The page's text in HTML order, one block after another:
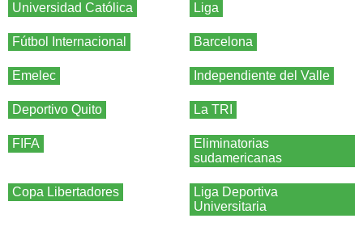
Universidad Católica Liga
Fútbol Internacional Barcelona
Emelec Independiente del Valle
Deportivo Quito La TRI
FIFA
Eliminatorias
sudamericanas
Copa Libertadores
Liga Deportiva
Universitaria